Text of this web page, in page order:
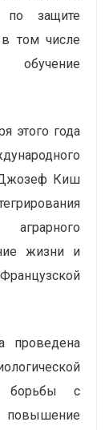
по защите
том числе
обучение
этого года
Джозеф Киш
жизни и
проведена
борьбы с